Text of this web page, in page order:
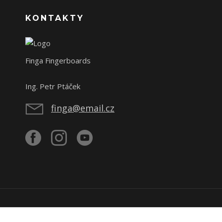
KONTAKTY
Finga Fingerboards
Ing. Petr Ptáček
finga@email.cz